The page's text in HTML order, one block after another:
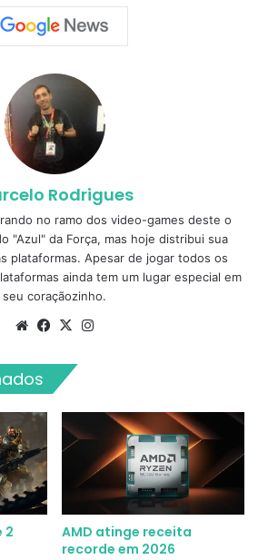
Rodrigues
no ramo dos video-games deste o
"Azul" da Força, mas hoje distribui sua
plataformas. Apesar de jogar todos os
ainda tem um lugar especial em
seu coraçãozinho.
WebsiteFacebook
X
2
AMD atinge receita
recorde em 2026